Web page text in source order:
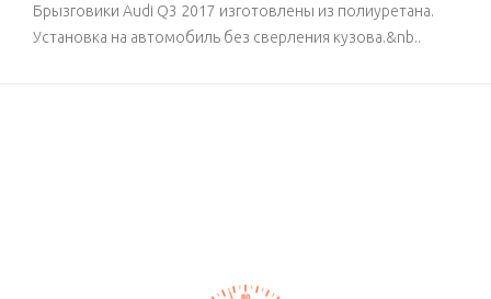
Брызговики Audi Q3 2017 изготовлены из полиуретана.
Установка на автомобиль без сверления кузова.&nb..